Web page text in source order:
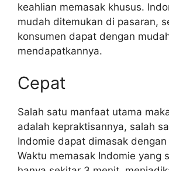
keahlian memasak khusus.
mudah ditemukan di pasaran,
konsumen dapat dengan
mendapatkannya.
Cepat
Salah satu manfaat utama
adalah kepraktisannya, salah
Indomie dapat dimasak
Waktu memasak Indomie yang